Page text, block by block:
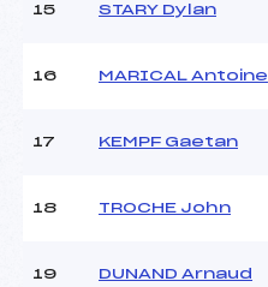
Ouvreurs E :
Température arrivée :
Pénalité appliquée :
15 STARY Dylan
16 MARICAL Antoine
17 KEMPF Gaetan
18 TROCHE John
19 DUNAND Arnaud